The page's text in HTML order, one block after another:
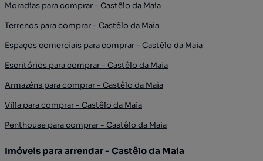
Moradias para comprar - Castêlo da Maia
Terrenos para comprar - Castêlo da Maia
Espaços comerciais para comprar - Castêlo da Maia
Escritórios para comprar - Castêlo da Maia
Armazéns para comprar - Castêlo da Maia
Villa para comprar - Castêlo da Maia
Penthouse para comprar - Castêlo da Maia
Imóveis para arrendar - Castêlo da Maia